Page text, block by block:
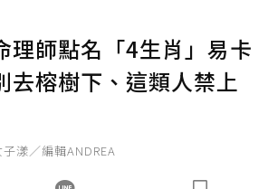
理師點名「4生肖」易卡
去榕樹下、這類人禁上
子漾／編輯ANDREA